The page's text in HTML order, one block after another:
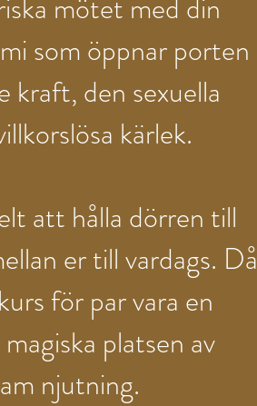
som öppnar porten
kraft, den sexuella
kärlek.
att hålla dörren till
er till vardags. Då
för par vara en
platsen av
njutning.